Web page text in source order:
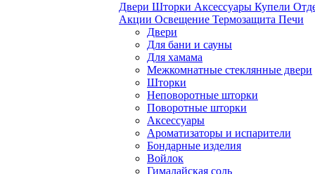
Двери Шторки Аксессуары Купели
Акции Освещение Термозащита Печи
Двери
Для бани и сауны
Для хамама
Межкомнатные стеклянные двери
Шторки
Неповоротные шторки
Поворотные шторки
Аксессуары
Ароматизаторы и испарители
Бондарные изделия
Войлок
Гималайская соль